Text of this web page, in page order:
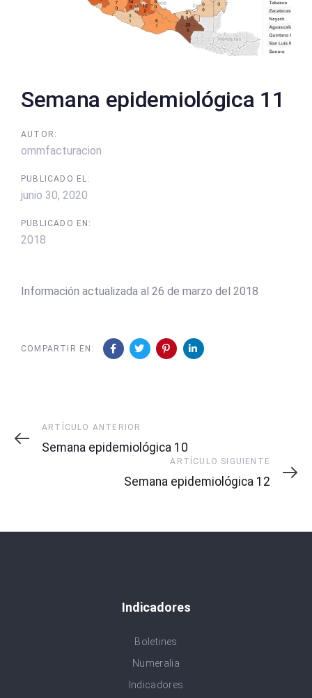
Semana epidemiológica 11
AUTOR:
ommfacturacion
PUBLICADO EL:
junio 30, 2020
PUBLICADO EN:
2018
Información actualizada al 26 de marzo del 2018
COMPARTIR EN:
Artículo
Anterior
ARTÍCULO ANTERIOR
Semana epidemiológica 10
Siguiente
ARTÍCULO SIGUIENTE
Semana epidemiológica 12
Indicadores
Boletines
Numeralia
Indicadores